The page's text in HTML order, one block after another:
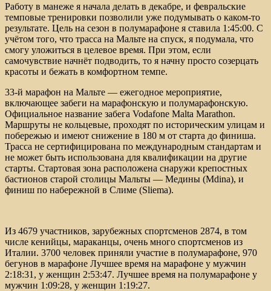
Работу в манеже я начала делать в декабре, и февральские
темповые тренировки позволили уже подумывать о каком-то
результате. Цель на сезон в полумарафоне я ставила 1:45:00. С
учётом того, что трасса на Мальте на спуск, я подумала, что
смогу уложиться в целевое время. При этом, если
самочувствие начнёт подводить, то я начну просто созерцать
красоты и бежать в комфортном темпе.
33-й марафон на Мальте — ежегодное мероприятие,
включающее забеги на марафонскую и полумарафонскую.
Официальное название забега Vodafone Malta Marathon.
Маршруты не кольцевые, проходят по историческим улицам и
побережью и имеют снижение в 180 м от старта до финиша.
Трасса не сертифицирована по международным стандартам и
не может быть использована для квалификации на другие
старты. Стартовая зона расположена снаружи крепостных
бастионов старой столицы Мальты — Медины (Mdina), и
финиш по набережной в Слиме (Sliema).
Из 4679 участников, зарубежных спортсменов 2874, в том
числе кенийцы, мараканцы, очень много спортсменов из
Италии. 3700 человек приняли участие в полумарафоне, 970
бегунов в марафоне Лучшее время на марафоне у мужчин
2:18:31, у женщин 2:53:47. Лучшее время на полумарафоне у
мужчин 1:09:28, у женщин 1:19:27.